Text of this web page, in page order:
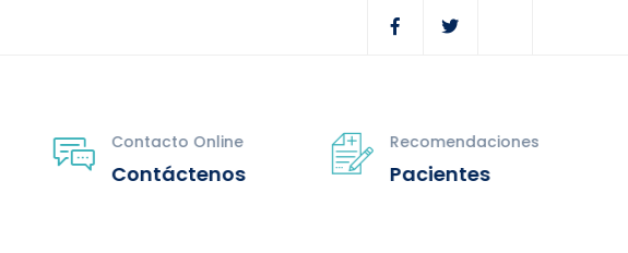
Contacto Online
Contáctenos
Recomendaciones
Pacientes